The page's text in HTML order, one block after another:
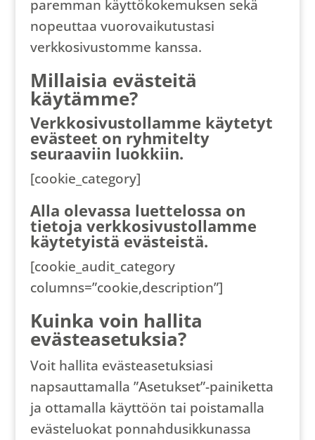
paremman käyttökokemuksen sekä
nopeuttaa vuorovaikutustasi
verkkosivustomme kanssa.
Millaisia ​​evästeitä
käytämme?
Verkkosivustollamme käytetyt
evästeet on ryhmitelty
seuraaviin luokkiin.
[cookie_category]
Alla olevassa luettelossa on
tietoja verkkosivustollamme
käytetyistä evästeistä.
[cookie_audit_category
columns=”cookie,description”]
Kuinka voin hallita
evästeasetuksia?
Voit hallita evästeasetuksiasi
napsauttamalla ”Asetukset”-painiketta
ja ottamalla käyttöön tai poistamalla
evästeluokat ponnahdusikkunassa